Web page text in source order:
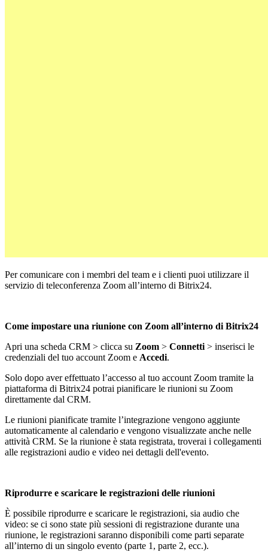
Per comunicare con i membri del team e i clienti puoi utilizzare il
servizio di teleconferenza Zoom all’interno di Bitrix24.
Come impostare una riunione con Zoom all’interno di Bitrix24
Apri una scheda CRM > clicca su Zoom > Connetti> inserisci le
credenziali del tuo account Zoom e Accedi.
Solo dopo aver effettuato l’accesso al tuo account Zoom tramite la
piattaforma di Bitrix24 potrai pianificare le riunioni su Zoom
direttamente dal CRM.
Le riunioni pianificate tramite l’integrazione vengono aggiunte
automaticamente al calendario e vengono visualizzate anche nelle
attività CRM. Se la riunione è stata registrata, troverai i collegamenti
alle registrazioni audio e video nei dettagli dell'evento.
Riprodurre e scaricare le registrazioni delle riunioni
È possibile riprodurre e scaricare le registrazioni, sia audio che
video: se ci sono state più sessioni di registrazione durante una
riunione, le registrazioni saranno disponibili come parti separate
all’interno di un singolo evento (parte 1, parte 2, ecc.).